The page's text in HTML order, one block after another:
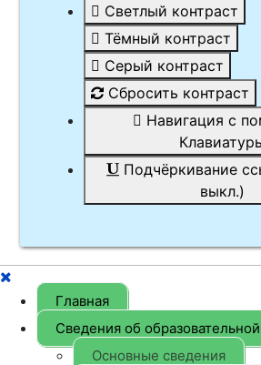
Светлый контраст
Тёмный контраст
Серый контраст
Сбросить контраст
Навигация с
Подчёркивание
выкл.)
Главная
Сведения об
Основные сведения